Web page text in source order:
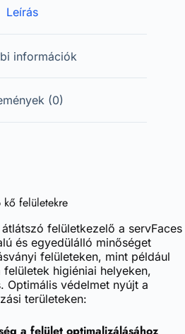
Leírás
információk
(0)
kő felületekre
felületkezelő a servFaces
és egyedülálló minőséget
felületeken, mint például
higiéniai helyeken,
Optimális védelmet nyújt a
területeken:
a felület optimalizálásához